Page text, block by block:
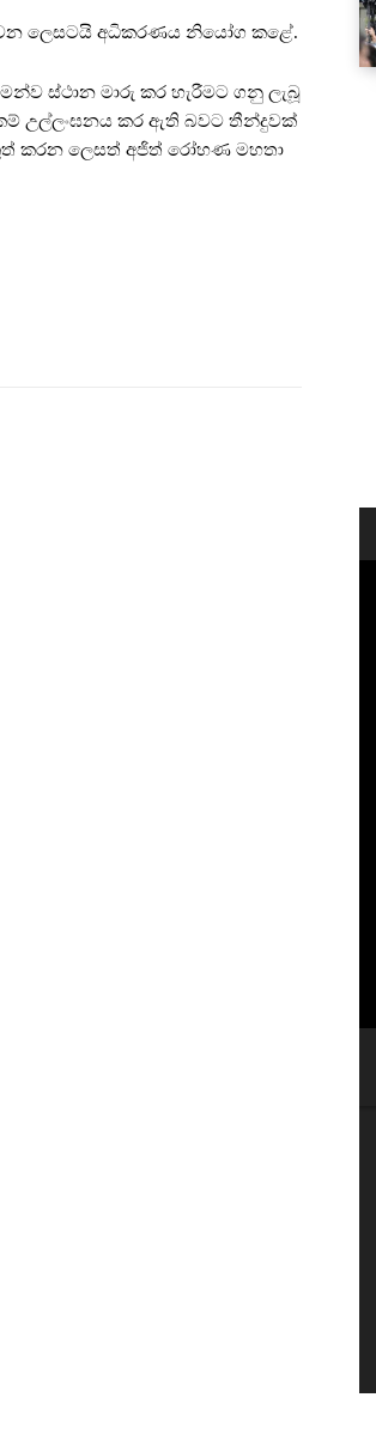
ලෙසටයි අධිකරණය නියෝග කළේ.
ස්ථාන මාරු කර හැරීමට ගනු ලැබූ
උල්ලංඝනය කර ඇති බවට තීන්දුවක්
කරන ලෙසත් අජිත් රෝහණ මහතා